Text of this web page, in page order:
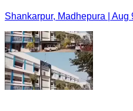
Shankarpur, Madhepura | Aug